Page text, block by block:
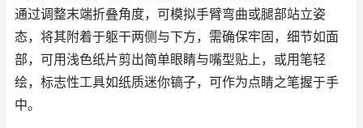
通过调整末端折叠角度，可模拟手臂弯曲或腿部站立姿
态，将其附着于躯干两侧与下方，需确保牢固，细节如面
部，可用浅色纸片剪出简单眼睛与嘴型贴上，或用笔轻
绘，标志性工具如纸质迷你镐子，可作为点睛之笔握于手
中。